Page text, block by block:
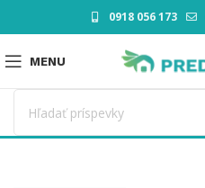
0918 056 173
MENU